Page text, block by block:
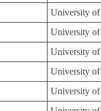
University of
University
University
University of
University of